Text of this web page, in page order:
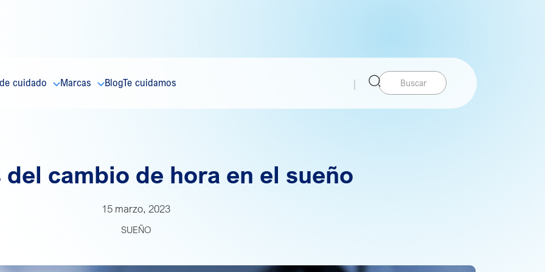
cuidado Marcas BlogTe cuidamos Buscar:
del cambio de hora en el sueño
15 marzo, 2023
SUEÑO